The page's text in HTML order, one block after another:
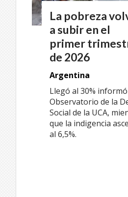
La pobreza
a subir en el
primer
de 2026
Argentina
Llegó al 30%
Observatorio de la
Social de la UCA,
que la indigencia
al 6,5%.